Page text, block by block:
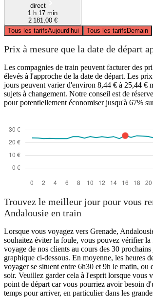
direct
1 h 17 min
2 181,00 €
Tous les tarifsAujourd’hui Tous les tarifsDemain
Prix à mesure que la date de départ
Les compagnies de train peuvent facturer des
élevés à l'approche de la date de départ. Les
jours peuvent varier d'environ 8,44 € à 25,44 €
sujets à changement. Notre conseil est de
pour potentiellement économiser jusqu'à 67%
Trouvez le meilleur jour pour vous
Andalousie en train
Lorsque vous voyagez vers Grenade,
souhaitez éviter la foule, vous pouvez vérifier la
voyage de nos clients au cours des 30
graphique ci-dessous. En moyenne, les heures
voyager se situent entre 6h30 et 9h le matin, ou
soir. Veuillez garder cela à l'esprit lorsque vous
point de départ car vous pourriez avoir besoin
temps pour arriver, en particulier dans les